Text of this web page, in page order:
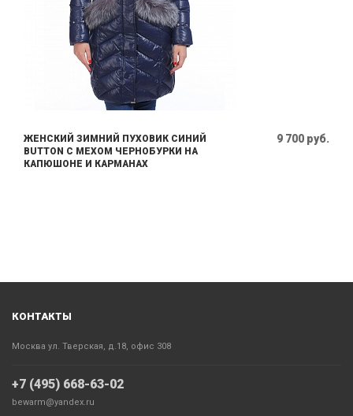
ЖЕНСКИЙ ЗИМНИЙ ПУХОВИК СИНИЙ
BUTTON С МЕХОМ ЧЕРНОБУРКИ НА
КАПЮШОНЕ И КАРМАНАХ
9 700 руб.
КОНТАКТЫ
Москва ул. Тверская, д.18, офис 308
+7 (495) 668-63-02
bewarm@yandex.ru